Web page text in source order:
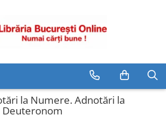
la Numere. Adnotări la
Deuteronom